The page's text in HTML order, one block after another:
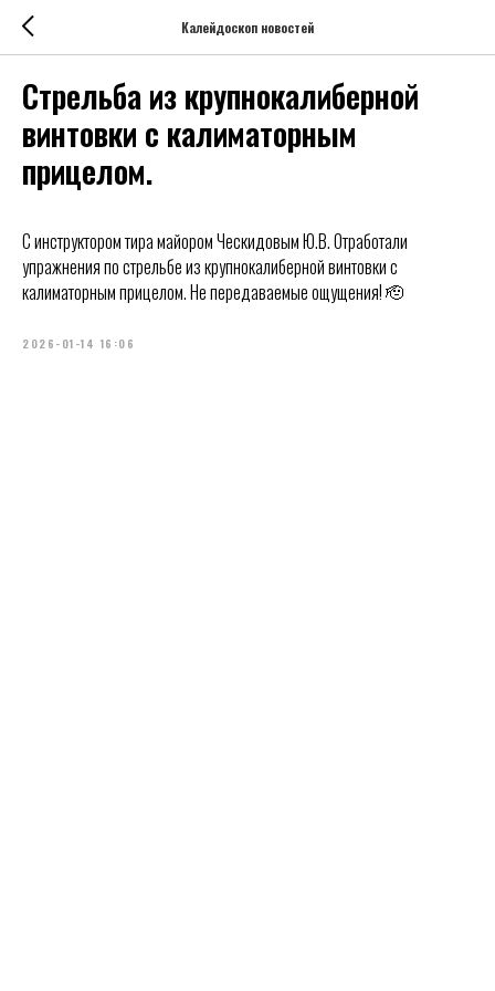
Калейдоскоп новостей
Стрельба из крупнокалиберной
винтовки с калиматорным
прицелом.
С инструктором тира майором Ческидовым Ю.В. Отработали
упражнения по стрельбе из крупнокалиберной винтовки с
калиматорным прицелом. Не передаваемые ощущения! 🫡
2026-01-14 16:06